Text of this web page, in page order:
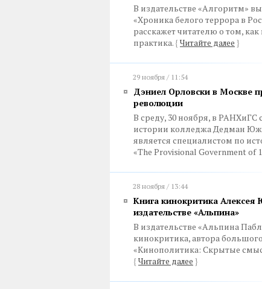
В издательстве «Алгоритм»
«Хроника белого террора в
расскажет читателю о том,
практика. { Читайте далее }
29 ноября / 11:54
Дэниел Орловски в Москве
революции
В среду, 30 ноября, в РАНХиГС
истории колледжа Дедман
является специалистом по
«The Provisional Government of
28 ноября / 13:44
Книга кинокритика Алексея
издательстве «Альпина»
В издательстве «Альпина
кинокритика, автора
«Кинополитика: Скрытые
{ Читайте далее }